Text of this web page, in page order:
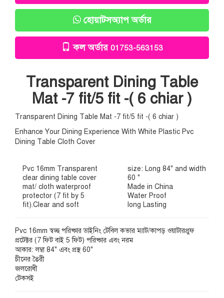
হোয়াটসঅ্যাপ অর্ডার
কল অর্ডার 01753-563153
Transparent Dining Table
Mat -7 fit/5 fit -( 6 chiar )
Transparent Dining Table Mat -7 fit/5 fit -( 6 chiar )
Enhance Your Dining Experience With White Plastic Pvc
Dining Table Cloth Cover
Pvc 16mm Transparent
clear dining table cover
mat/ cloth waterproof
protector (7 fit by 5
fit).Clear and soft
size: Long 84" and width
60 "
Made in China
Water Proof
long Lasting
Pvc 16mm স্বচ্ছ পরিষ্কার ডাইনিং টেবিল কভার ম্যাট/কাপড় ওয়াটারপ্রুফ
প্রটেক্টর (7 ফিট বাই 5 ফিট) পরিষ্কার এবং নরম
আকার: লম্বা 84" এবং প্রস্থ 60"
চীনের তৈরী
জলরোধী
টেকসই